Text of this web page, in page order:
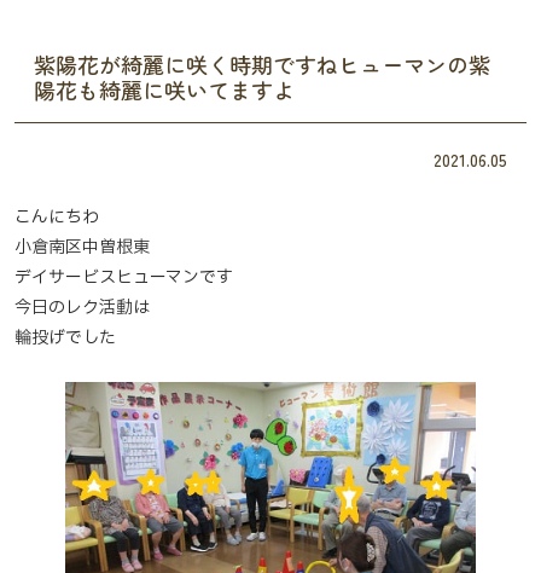
紫陽花が綺麗に咲く時期ですねヒューマンの紫
陽花も綺麗に咲いてますよ
2021.06.05
こんにちわ
小倉南区中曽根東
デイサービスヒューマンです
今日のレク活動は
輪投げでした